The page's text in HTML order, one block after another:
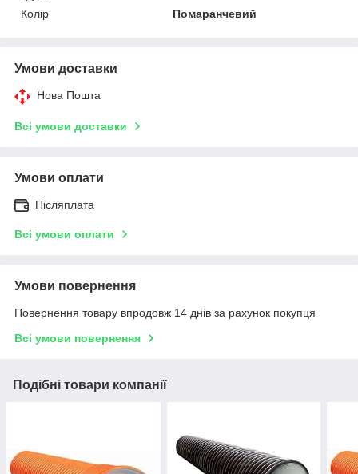
Колір Помаранчевий
Умови доставки
Нова Пошта
Всі умови доставки
Умови оплати
Післяплата
Всі умови оплати
Умови повернення
Повернення товару впродовж 14 днів за рахунок покупця
Всі умови повернення
Подібні товари компанії